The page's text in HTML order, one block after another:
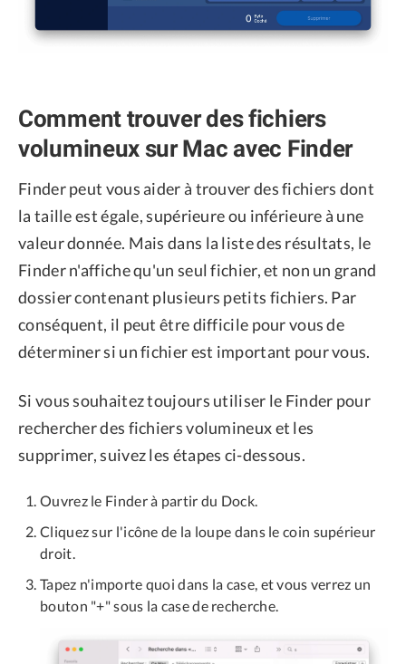
Comment trouver des fichiers
volumineux sur Mac avec Finder
Finder peut vous aider à trouver des fichiers dont
la taille est égale, supérieure ou inférieure à une
valeur donnée. Mais dans la liste des résultats, le
Finder n'affiche qu'un seul fichier, et non un grand
dossier contenant plusieurs petits fichiers. Par
conséquent, il peut être difficile pour vous de
déterminer si un fichier est important pour vous.
Si vous souhaitez toujours utiliser le Finder pour
rechercher des fichiers volumineux et les
supprimer, suivez les étapes ci-dessous.
Ouvrez le Finder à partir du Dock.
Cliquez sur l'icône de la loupe dans le coin supérieur
droit.
Tapez n'importe quoi dans la case, et vous verrez un
bouton "+" sous la case de recherche.